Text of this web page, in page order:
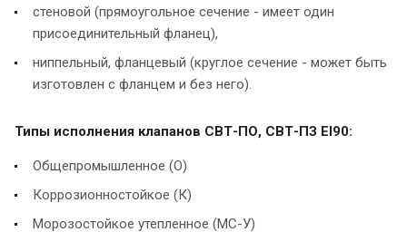
стеновой (прямоугольное сечение - имеет один
присоединительный фланец),
ниппельный, фланцевый (круглое сечение - может быть
изготовлен с фланцем и без него).
Типы исполнения клапанов СВТ-ПО, СВТ-ПЗ EI90:
Общепромышленное (О)
Коррозионностойкое (К)
Морозостойкое утепленное (МС-У)